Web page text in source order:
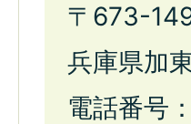
〒673-
兵庫県加
電話番号